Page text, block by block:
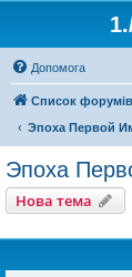
Допомога
Список форумів
Эпоха Первой
Эпоха
Нова тема